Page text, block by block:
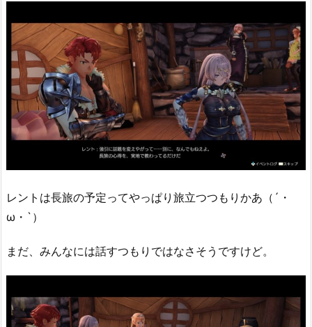
レントは長旅の予定ってやっぱり旅立つつもりかあ（´・
ω・`）
まだ、みんなには話すつもりではなさそうですけど。